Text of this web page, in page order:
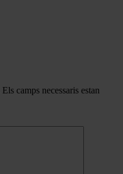
Els camps necessaris estan